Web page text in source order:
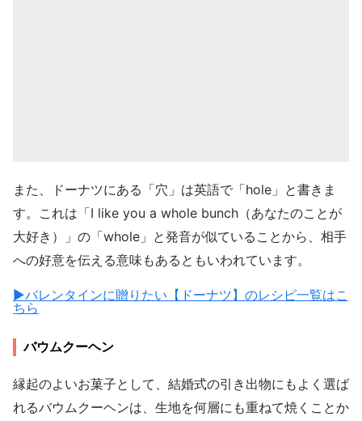
また、ドーナツにある「穴」は英語で「hole」と書きま
す。これは「I like you a whole bunch（あなたのことが
大好き）」の「whole」と発音が似ていることから、相手
への好意を伝える意味もあるともいわれています。
▶︎バレンタインに贈りたい【ドーナツ】のレシピ一覧はこ
ちら
バウムクーヘン
縁起のよいお菓子として、結婚式の引き出物にもよく選ば
れるバウムクーヘンは、生地を何層にも重ねて焼くことか